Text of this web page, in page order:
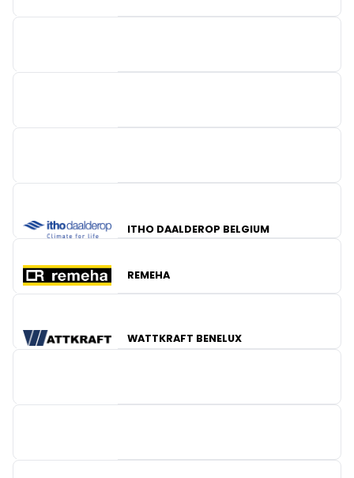
RESIDEO
BV KRANNICH SOLAR
ITHO DAALDEROP BELGIUM
REMEHA
WATTKRAFT BENELUX